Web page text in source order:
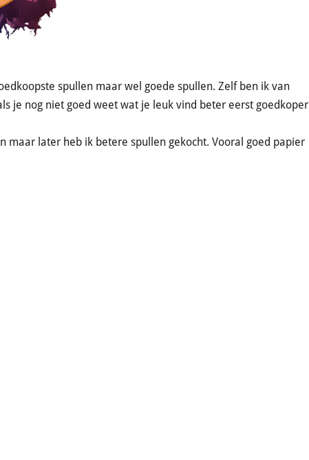
spullen maar wel goede spullen. Zelf ben ik van
je nog niet goed weet wat je leuk vind beter eerst goedkoper
later heb ik betere spullen gekocht. Vooral goed papier